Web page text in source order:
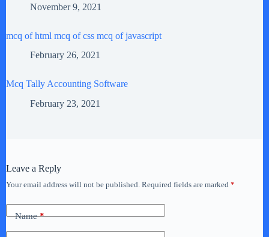
November 9, 2021
mcq of html mcq of css mcq of javascript
February 26, 2021
Mcq Tally Accounting Software
February 23, 2021
Leave a Reply
Your email address will not be published. Required fields are marked *
Name*